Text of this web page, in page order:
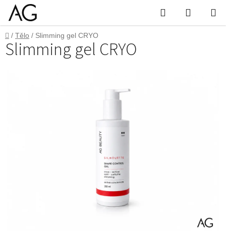
Přejít
obsah
Hledat
košík
Domů
/ Tělo / Slimming gel CRYO
Slimming gel CRYO